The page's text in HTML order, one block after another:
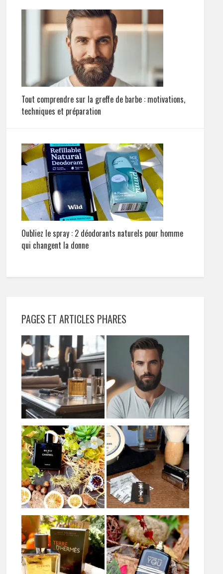
Tout comprendre sur la greffe de barbe : motivations,
techniques et préparation
Oubliez le spray : 2 déodorants naturels pour homme
qui changent la donne
PAGES ET ARTICLES PHARES